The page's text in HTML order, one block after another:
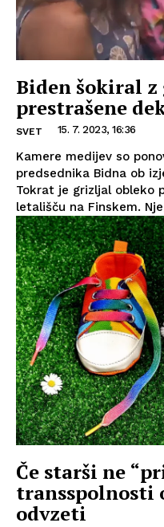
Biden šokiral
prestrašene
SVET 15. 7. 2023, 16:36
Kamere medijev so
predsednika Bidna ob
Tokrat je grizljal obleko
letališču na Finskem.
Če starši ne
transspolnosti
odvzeti